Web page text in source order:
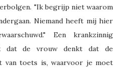
"Ik begrijp niet waarom
Niemand heeft mij hier
Een krankzinnig
dat de vrouw denkt dat de
van toets is, waarvoor je moet